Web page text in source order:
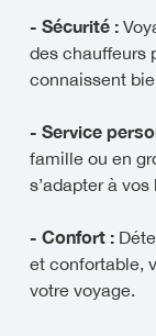
- Sécurité :
des chauffeurs
connaissent
- Service
famille ou en
s’adapter à
- Confort :
et confortable,
votre voyage.